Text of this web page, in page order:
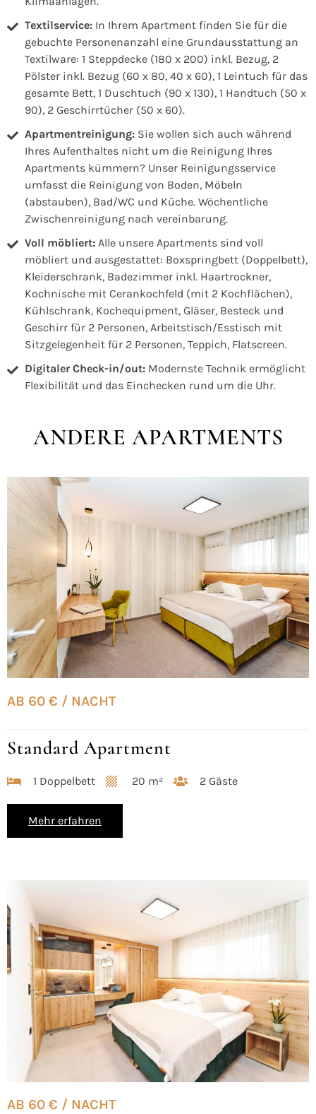
Textilservice: In Ihrem Apartment finden Sie für die
gebuchte Personenanzahl eine Grundausstattung an
Textilware: 1 Steppdecke (180 x 200) inkl. Bezug, 2
Pölster inkl. Bezug (60 x 80, 40 x 60), 1 Leintuch für das
gesamte Bett, 1 Duschtuch (90 x 130), 1 Handtuch (50 x
90), 2 Geschirrtücher (50 x 60).
Apartmentreinigung: Sie wollen sich auch während
Ihres Aufenthaltes nicht um die Reinigung Ihres
Apartments kümmern? Unser Reinigungsservice
umfasst die Reinigung von Boden, Möbeln
(abstauben), Bad/WC und Küche. Wöchentliche
Zwischenreinigung nach vereinbarung.
Voll möbliert: Alle unsere Apartments sind voll
möbliert und ausgestattet: Boxspringbett (Doppelbett),
Kleiderschrank, Badezimmer inkl. Haartrockner,
Kochnische mit Cerankochfeld (mit 2 Kochflächen),
Kühlschrank, Kochequipment, Gläser, Besteck und
Geschirr für 2 Personen, Arbeitstisch/Esstisch mit
Sitzgelegenheit für 2 Personen, Teppich, Flatscreen.
Digitaler Check-in/out: Modernste Technik ermöglicht
Flexibilität und das Einchecken rund um die Uhr.
ANDERE APARTMENTS
AB 60 € / NACHT
Standard Apartment
1 Doppelbett 20 m² 2 Gäste
Mehr erfahren
AB 60 € / NACHT